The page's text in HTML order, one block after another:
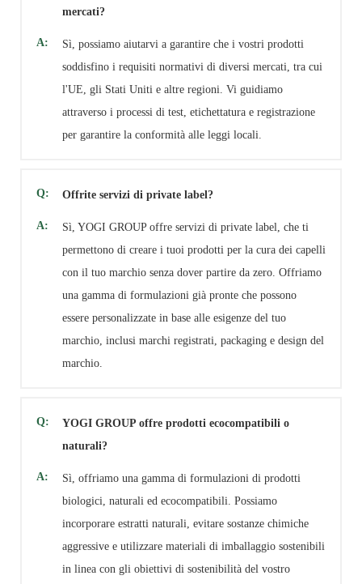
mercati?
A:
Sì, possiamo aiutarvi a garantire che i vostri prodotti
soddisfino i requisiti normativi di diversi mercati, tra cui
l'UE, gli Stati Uniti e altre regioni. Vi guidiamo
attraverso i processi di test, etichettatura e registrazione
per garantire la conformità alle leggi locali.
Q: Offrite servizi di private label?
A:
Sì, YOGI GROUP offre servizi di private label, che ti
permettono di creare i tuoi prodotti per la cura dei capelli
con il tuo marchio senza dover partire da zero. Offriamo
una gamma di formulazioni già pronte che possono
essere personalizzate in base alle esigenze del tuo
marchio, inclusi marchi registrati, packaging e design del
marchio.
Q:
YOGI GROUP offre prodotti ecocompatibili o
naturali?
A:
Sì, offriamo una gamma di formulazioni di prodotti
biologici, naturali ed ecocompatibili. Possiamo
incorporare estratti naturali, evitare sostanze chimiche
aggressive e utilizzare materiali di imballaggio sostenibili
in linea con gli obiettivi di sostenibilità del vostro